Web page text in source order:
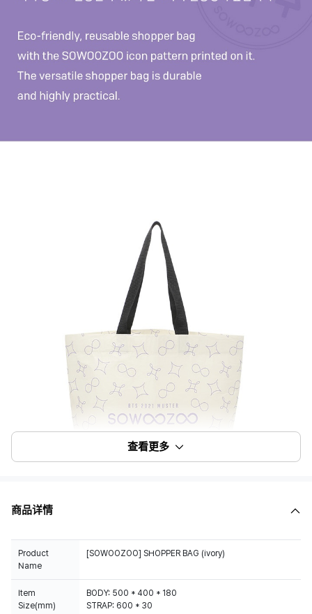
查看更多
商品详情
Product
Name
[SOWOOZOO] SHOPPER BAG (ivory)
Item
Size(mm)
BODY: 500 * 400 * 180
STRAP: 600 * 30